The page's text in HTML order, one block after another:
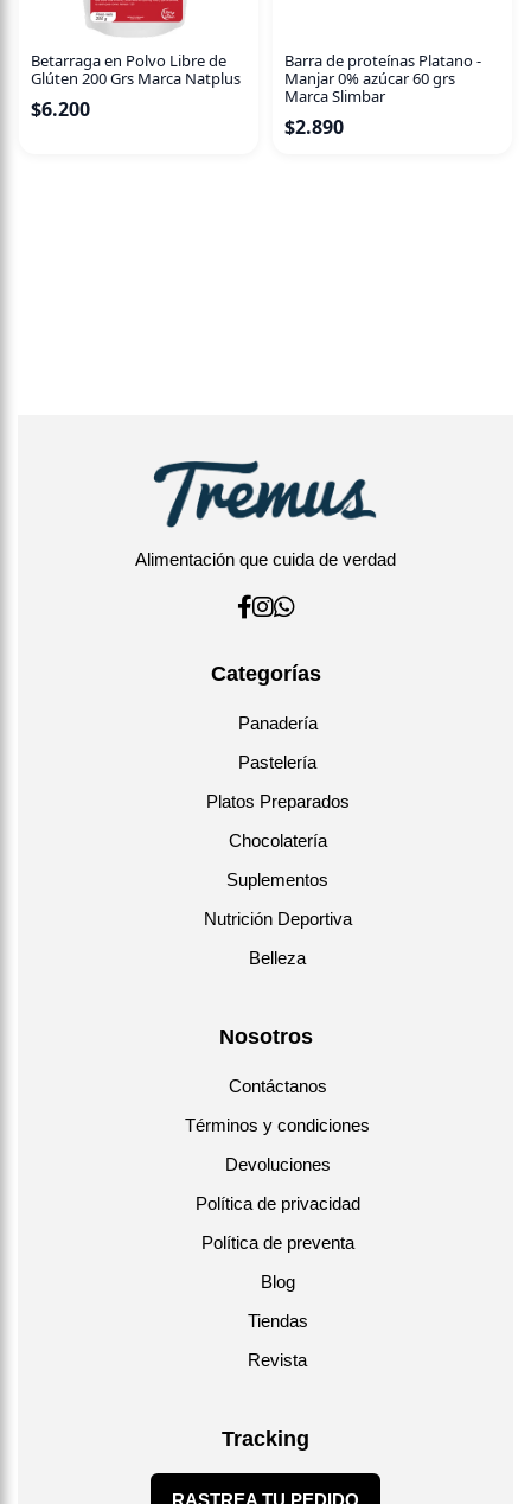
Betarraga en Polvo Libre de
Glúten 200 Grs Marca Natplus
$6.200
Barra de proteínas Platano -
Manjar 0% azúcar 60 grs
Marca Slimbar
$2.890
Alimentación que cuida de verdad
Categorías
Panadería
Pastelería
Platos Preparados
Chocolatería
Suplementos
Nutrición Deportiva
Belleza
Nosotros
Contáctanos
Términos y condiciones
Devoluciones
Política de privacidad
Política de preventa
Blog
Tiendas
Revista
Tracking